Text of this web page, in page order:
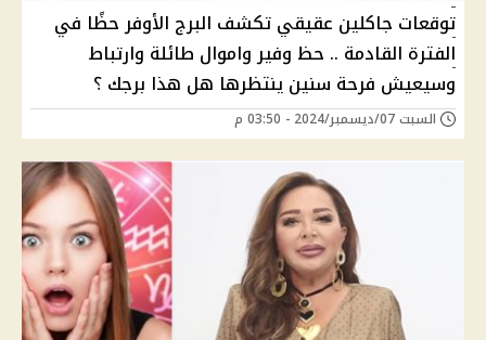
توقعات جاكلين عقيقي تكشف البرج الأوفر حظًا في
الفترة القادمة .. حظ وفير واموال طائلة وارتباط
وسيعيش فرحة سنين ينتظرها هل هذا برجك ؟
السبت 07/ديسمبر/2024 - 03:50 م